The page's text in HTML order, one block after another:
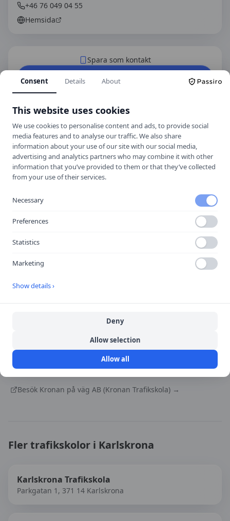
+46 76 049 04 55
Hemsida
Spara som kontakt
Spara i telefonboken
Laddar ner ett kontaktkort som du kan lägga
som kontakt med.
Hitta hit
Öppna i Google Maps
Källa:portal
2026-08-07
Besök Kronan på väg AB (Kronan Trafikskola) →
Fler trafikskolor i Karlskrona
Karlskrona Trafikskola
Parkgatan 1, 371 14 Karlskrona
Consent Details About
This website uses cookies
We use cookies to personalise content and ads, to provide social
media features and to analyse our traffic. We also share
information about your use of our site with our social media,
advertising and analytics partners who may combine it with other
information that you’ve provided to them or that they’ve collected
from your use of their services.
Necessary
Preferences
Statistics
Marketing
Show details ›
Deny
Allow selection
Allow all